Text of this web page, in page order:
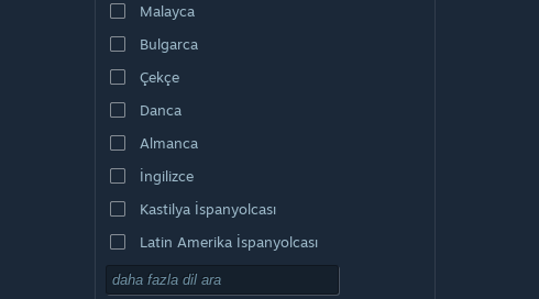
Malayca
Bulgarca
Çekçe
Danca
Almanca
İngilizce
Kastilya İspanyolcası
Latin Amerika İspanyolcası